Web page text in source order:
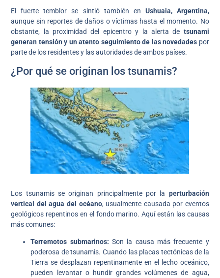
El fuerte temblor se sintió también en Ushuaia, Argentina,
aunque sin reportes de daños o víctimas hasta el momento. No
obstante, la proximidad del epicentro y la alerta de tsunami
generan tensión y un atento seguimiento de las novedades por
parte de los residentes y las autoridades de ambos países.
¿Por qué se originan los tsunamis?
Los tsunamis se originan principalmente por la perturbación
vertical del agua del océano, usualmente causada por eventos
geológicos repentinos en el fondo marino. Aquí están las causas
más comunes:
Terremotos submarinos: Son la causa más frecuente y
poderosa de tsunamis. Cuando las placas tectónicas de la
Tierra se desplazan repentinamente en el lecho oceánico,
pueden levantar o hundir grandes volúmenes de agua,